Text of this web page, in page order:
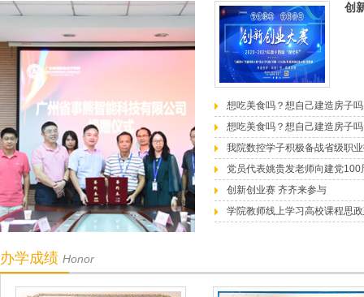
创
想吃美食吗？想自己建造房子
想吃美食吗？想自己建造房子
我院数控学子积极备战省级职
党员代表姚贵发老师向建党100
创新创业赛 齐齐来参与
学院教师线上学习高校课程思
办学成绩 Honor